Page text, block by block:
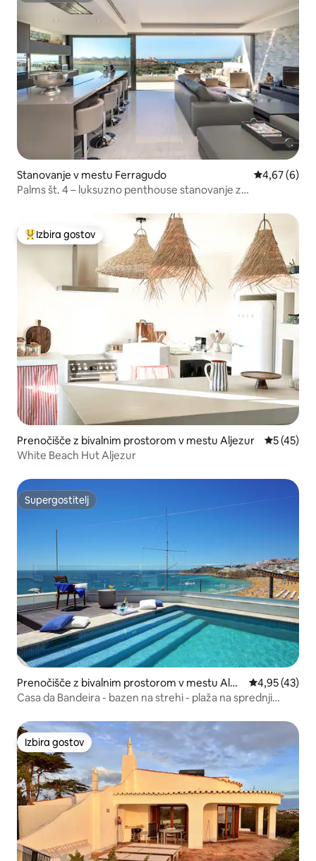
Stanovanje v mestu Ferragudo Povprečna
4,67 (6)
Palms št. 4 – luksuzno penthouse stanovanje z
Najbolj priljubljena prenočišča z značko »Izbira gostov«
Izbira gostov
Prenočišče z bivalnim prostorom v mestu Aljezur
5 (45)
White Beach Hut Aljezur
Supergostitelj
Supergostitelj
Prenočišče z bivalnim prostorom v mestu Albu
feira
Povprečna
4,95 (43)
Casa da Bandeira - bazen na strehi - plaža na sprednji
Izbira gostov
Izbira gostov